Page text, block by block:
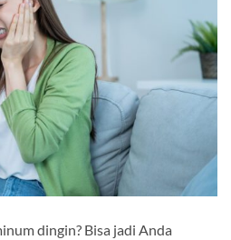
dingin? Bisa jadi Anda